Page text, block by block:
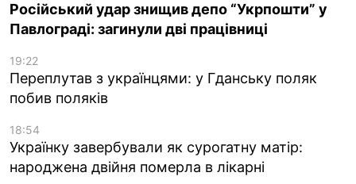
Російський удар знищив депо “Укрпошти” у
Павлограді: загинули дві працівниці
19:22
Переплутав з українцями: у Гданську поляк
побив поляків
18:54
Українку завербували як сурогатну матір:
народжена двійня померла в лікарні